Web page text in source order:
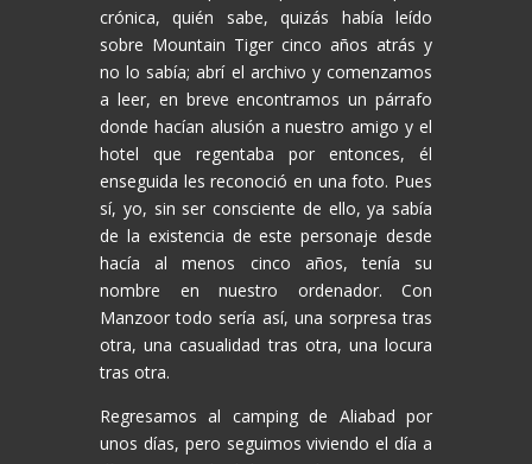
crónica, quién sabe, quizás había leído
sobre Mountain Tiger cinco años atrás y
no lo sabía; abrí el archivo y comenzamos
a leer, en breve encontramos un párrafo
donde hacían alusión a nuestro amigo y el
hotel que regentaba por entonces, él
enseguida les reconoció en una foto. Pues
sí, yo, sin ser consciente de ello, ya sabía
de la existencia de este personaje desde
hacía al menos cinco años, tenía su
nombre en nuestro ordenador. Con
Manzoor todo sería así, una sorpresa tras
otra, una casualidad tras otra, una locura
tras otra.
Regresamos al camping de Aliabad por
unos días, pero seguimos viviendo el día a